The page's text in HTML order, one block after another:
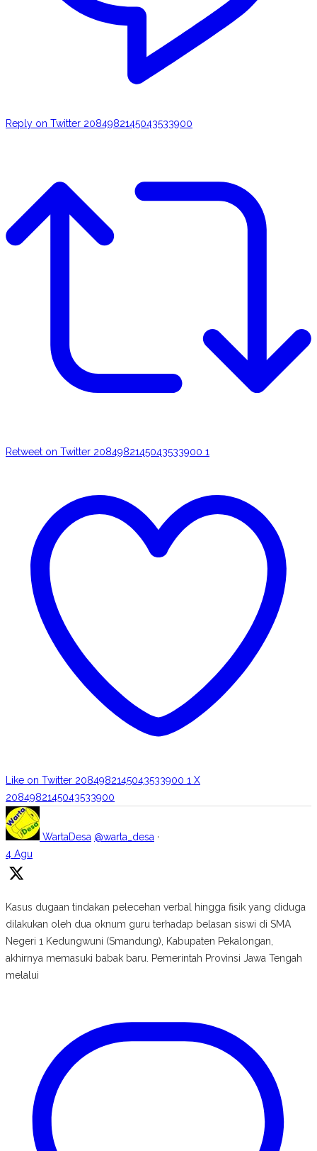
Reply on Twitter 2084982145043533900
Retweet on Twitter 2084982145043533900 1
Like on Twitter 2084982145043533900 1 X
2084982145043533900
WartaDesa @warta_desa ·
4 Agu
Kasus dugaan tindakan pelecehan verbal hingga fisik yang diduga
dilakukan oleh dua oknum guru terhadap belasan siswi di SMA
Negeri 1 Kedungwuni (Smandung), Kabupaten Pekalongan,
akhirnya memasuki babak baru. Pemerintah Provinsi Jawa Tengah
melalui